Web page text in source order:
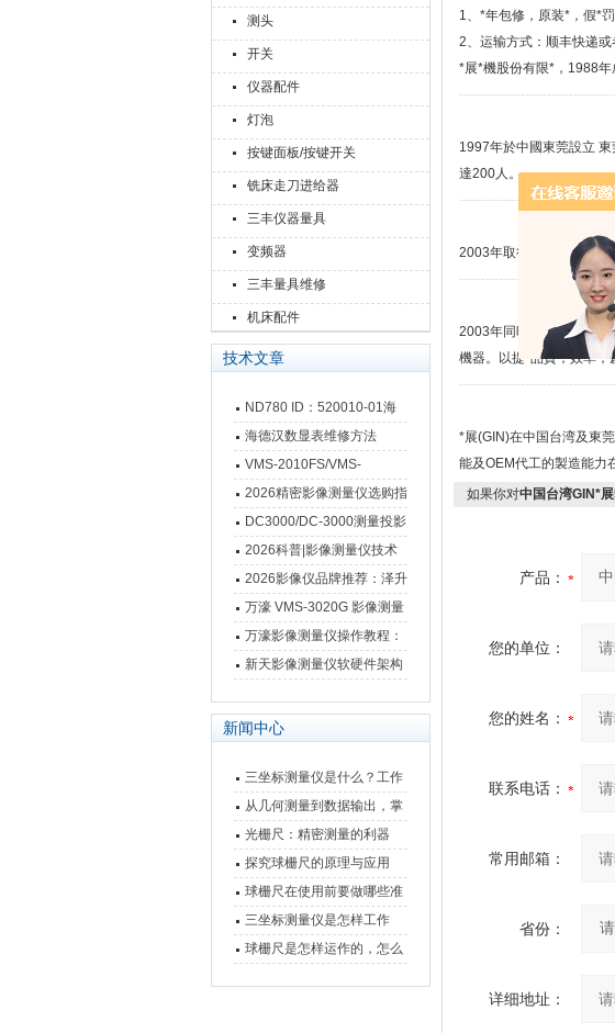
测头
开关
仪器配件
灯泡
按键面板/按键开关
铣床走刀进给器
三丰仪器量具
变频器
三丰量具维修
机床配件
技术文章
ND780 ID：520010-01海
德汉数显表故障维修内容
海德汉数显表维修方法
VMS-2010FS/VMS-
3020FS/VMS-4030FS手动
影像测量仪技术参数
2026精密影像测量仪选购指
南 靠谱品牌一站式选型推荐
DC3000/DC-3000测量投影
仪万濠数据处理器数显表故
障维修方法
2026科普|影像测量仪技术
原理、分类及选型应用
2026影像仪品牌推荐：泽升
影像测量仪选型指南
万濠 VMS-3020G 影像测量
仪技术规格与应用解析
万濠影像测量仪操作教程：
从开机到出报告，新手也能
新天影像测量仪软硬件架构
新闻中心
三坐标测量仪是什么？工作
原理、分类与核心功能一次
讲清
从几何测量到数据输出，掌
握万濠影像测量仪的六大核
心能力
光栅尺：精密测量的利器
探究球栅尺的原理与应用
球栅尺在使用前要做哪些准
备工作？
三坐标测量仪是怎样工作
的，功能有什么优势？
球栅尺是怎样运作的，怎么
1、*年包修，原装*，假*罚
2、运输方式：顺丰快递或
*展*機股份有限*，1988年
1997年於中國東莞設立
達200人。
2003年取得ISO9001品質
2003年同時增加進口機械
機器。以提*品質，效率，
*展(GIN)在中国台湾及東
能及OEM代工的製造能力
如果你对中国台湾GIN*
产品：
您的单位：
您的姓名：
联系电话：
常用邮箱：
省份：
详细地址：